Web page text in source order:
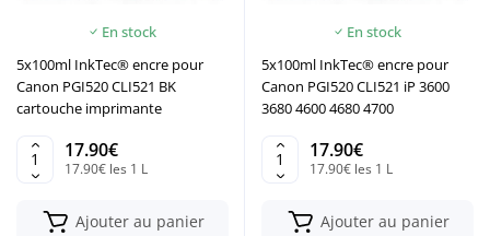
En stock
5x100ml InkTec® encre pour
Canon PGI520 CLI521 BK
cartouche imprimante
17.90€
17.90€ les 1 L
Ajouter au panier
En stock
5x100ml InkTec® encre pour
Canon PGI520 CLI521 iP 3600
3680 4600 4680 4700
17.90€
17.90€ les 1 L
Ajouter au panier